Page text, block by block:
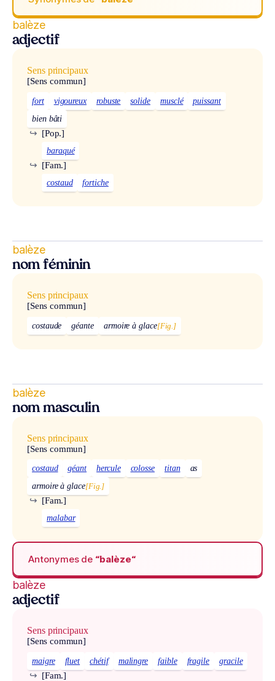
balèze
adjectif
Sens principaux
[Sens commun]
fort vigoureux robuste solide musclé
puissant
bien bâti
[Pop.]
↪
baraqué
[Fam.]
↪
costaud fortiche
balèze
nom féminin
Sens principaux
[Sens commun]
costaude géante armoire à glace[Fig.]
balèze
nom masculin
Sens principaux
[Sens commun]
costaud géant hercule colosse titan
as
armoire à glace[Fig.]
[Fam.]
↪
malabar
Antonymes de “balèze“
balèze
adjectif
Sens principaux
[Sens commun]
maigre fluet chétif malingre faible fragile gracile
[Fam.]
↪